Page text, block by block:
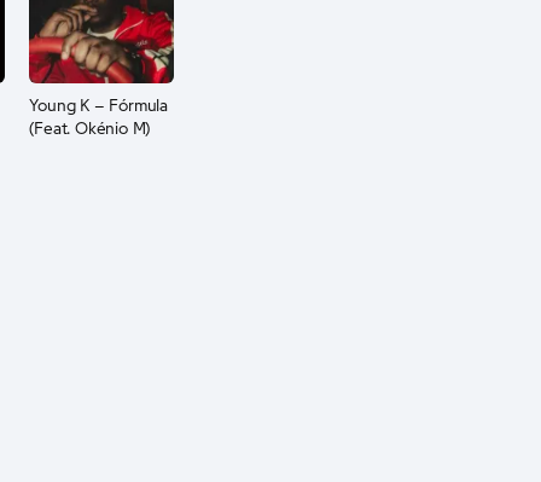
Young K – Fórmula
(Feat. Okénio M)